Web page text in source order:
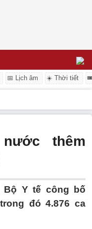
📅 Lịch âm ☀️ Thời tiết
thêm
Bộ Y tế công bố
đó 4.876 ca